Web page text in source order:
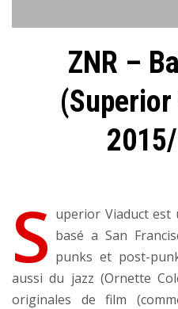
ZNR –
S uperior Viaduct est
basé a San
punks et post-
aussi du jazz (Ornette
originales de film